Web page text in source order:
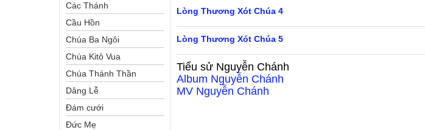
Lòng Thương Xót Chúa 4
Lòng Thương Xót Chúa 5
Tiểu sử Nguyễn Chánh
Album Nguyễn Chánh
MV Nguyễn Chánh
Các Thánh
Cầu Hồn
Chúa Ba Ngôi
Chúa Kitô Vua
Chúa Thánh Thần
Dâng Lễ
Đám cưới
Đức Mẹ